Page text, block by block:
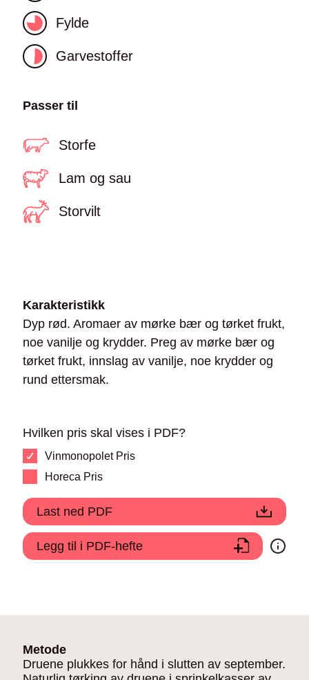
Fylde
Garvestoffer
Passer til
Storfe
Lam og sau
Storvilt
Karakteristikk
Dyp rød. Aromaer av mørke bær og tørket frukt,
noe vanilje og krydder. Preg av mørke bær og
tørket frukt, innslag av vanilje, noe krydder og
rund ettersmak.
Hvilken pris skal vises i PDF?
Vinmonopolet Pris
Horeca Pris
Last ned PDF
Legg til i PDF-hefte
Metode
Druene plukkes for hånd i slutten av september.